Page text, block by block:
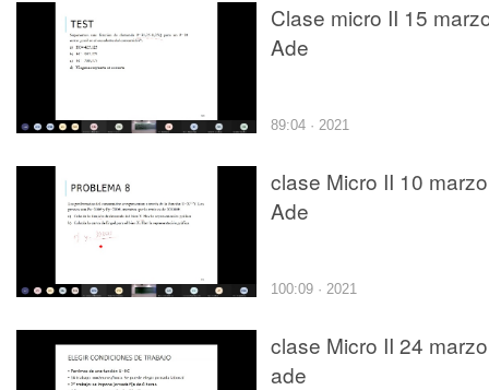
Clase micro II 15
Ade
89:04 · 2021
clase Micro II 10 marzo
Ade
100:09 · 2021
clase Micro II 24 marzo
ade